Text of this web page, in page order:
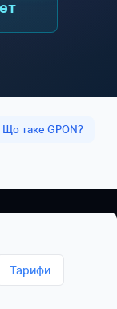
Що таке GPON?
Тарифи